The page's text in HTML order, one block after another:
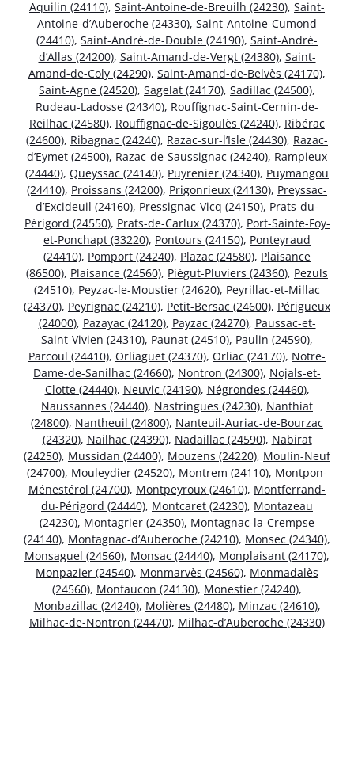
Aquilin (24110), Saint-Antoine-de-Breuilh (24230), Saint-
Antoine-d’Auberoche (24330), Saint-Antoine-Cumond
(24410), Saint-André-de-Double (24190), Saint-André-
d’Allas (24200), Saint-Amand-de-Vergt (24380), Saint-
Amand-de-Coly (24290), Saint-Amand-de-Belvès (24170),
Saint-Agne (24520), Sagelat (24170), Sadillac (24500),
Rudeau-Ladosse (24340), Rouffignac-Saint-Cernin-de-
Reilhac (24580), Rouffignac-de-Sigoulès (24240), Ribérac
(24600), Ribagnac (24240), Razac-sur-l’Isle (24430), Razac-
d’Eymet (24500), Razac-de-Saussignac (24240), Rampieux
(24440), Queyssac (24140), Puyrenier (24340), Puymangou
(24410), Proissans (24200), Prigonrieux (24130), Preyssac-
d’Excideuil (24160), Pressignac-Vicq (24150), Prats-du-
Périgord (24550), Prats-de-Carlux (24370), Port-Sainte-Foy-
et-Ponchapt (33220), Pontours (24150), Ponteyraud
(24410), Pomport (24240), Plazac (24580), Plaisance
(86500), Plaisance (24560), Piégut-Pluviers (24360), Pezuls
(24510), Peyzac-le-Moustier (24620), Peyrillac-et-Millac
(24370), Peyrignac (24210), Petit-Bersac (24600), Périgueux
(24000), Pazayac (24120), Payzac (24270), Paussac-et-
Saint-Vivien (24310), Paunat (24510), Paulin (24590),
Parcoul (24410), Orliaguet (24370), Orliac (24170), Notre-
Dame-de-Sanilhac (24660), Nontron (24300), Nojals-et-
Clotte (24440), Neuvic (24190), Négrondes (24460),
Naussannes (24440), Nastringues (24230), Nanthiat
(24800), Nantheuil (24800), Nanteuil-Auriac-de-Bourzac
(24320), Nailhac (24390), Nadaillac (24590), Nabirat
(24250), Mussidan (24400), Mouzens (24220), Moulin-Neuf
(24700), Mouleydier (24520), Montrem (24110), Montpon-
Ménestérol (24700), Montpeyroux (24610), Montferrand-
du-Périgord (24440), Montcaret (24230), Montazeau
(24230), Montagrier (24350), Montagnac-la-Crempse
(24140), Montagnac-d’Auberoche (24210), Monsec (24340),
Monsaguel (24560), Monsac (24440), Monplaisant (24170),
Monpazier (24540), Monmarvès (24560), Monmadalès
(24560), Monfaucon (24130), Monestier (24240),
Monbazillac (24240), Molières (24480), Minzac (24610),
Milhac-de-Nontron (24470), Milhac-d’Auberoche (24330)